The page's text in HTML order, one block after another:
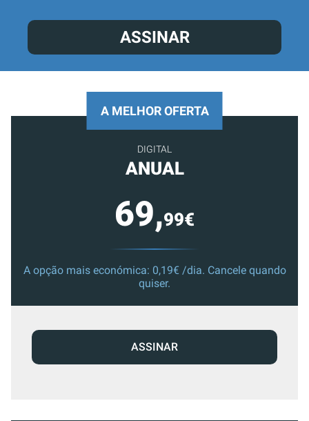
ASSINAR
A MELHOR OFERTA
DIGITAL
ANUAL
69,99€
A opção mais económica: 0,19€ /dia. Cancele quando
quiser.
ASSINAR